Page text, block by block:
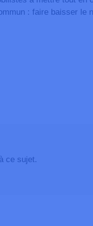
: faire baisser le
ce sujet.